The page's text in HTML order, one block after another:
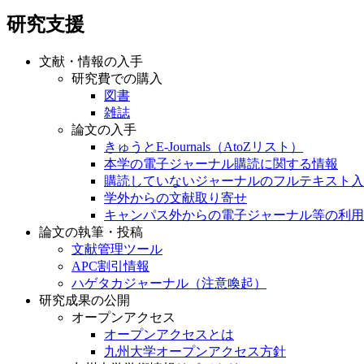
研究支援
文献・情報の入手
研究費での購入
図書
雑誌
論文の入手
きゅうとE-Journals（AtoZリスト）
本学の電子ジャーナル購読に関する情報
購読していないジャーナルのフルテキスト
学外からの文献取り寄せ
キャンパス外からの電子ジャーナル等の利用
論文の執筆・投稿
文献管理ツール
APC割引情報
ハゲタカジャーナル（注意喚起）
研究成果の公開
オープンアクセス
オープンアクセスとは
九州大学オープンアクセス方針